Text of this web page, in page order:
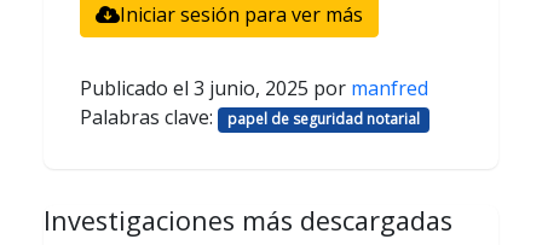
Iniciar sesión para ver más
Publicado el 3 junio, 2025 por manfred
Palabras clave:
papel de seguridad notarial
Investigaciones más descargadas